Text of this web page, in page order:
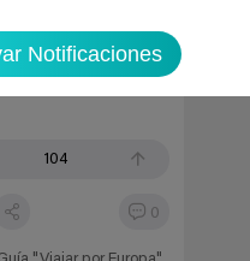
Notificaciones
104
0